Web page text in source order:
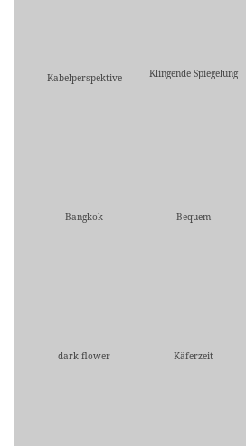
Kabelperspektive
Klingende Spiegelung
Bangkok
Bequem
dark flower
Käferzeit